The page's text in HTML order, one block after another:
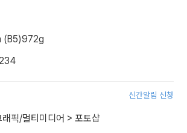
(B5)972g
신간알림 신청
래픽/멀티미디어 > 포토샵